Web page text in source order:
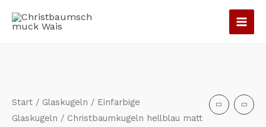
Inhalt
Start / Glaskugeln / Einfarbige
Glaskugeln / Christbaumkugeln hellblau matt
matt
4